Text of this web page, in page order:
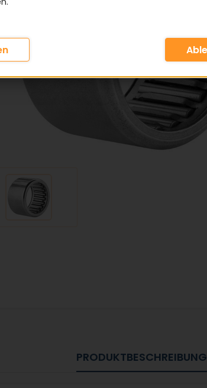
PRODUKTBESCHREIBUNG